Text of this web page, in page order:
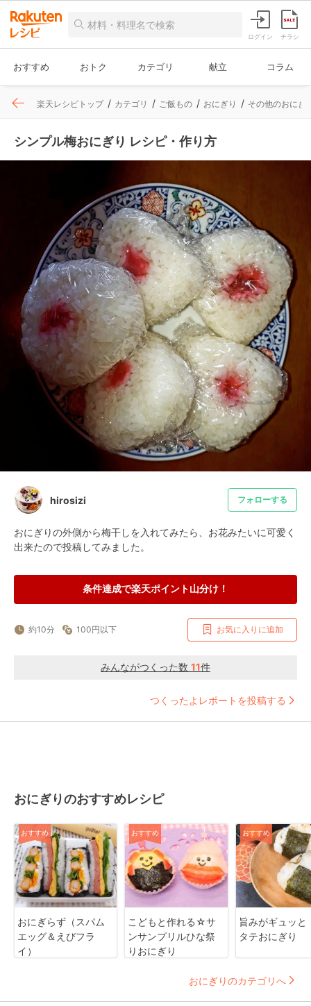
ログイン チラシ
おすすめ おトク カテゴリ 献立 コラム
楽天レシピトップ カテゴリ ご飯もの おにぎり その他のおにぎ
シンプル梅おにぎり レシピ・作り方
hirosizi フォローする
おにぎりの外側から梅干しを入れてみたら、お花みたいに可愛く
出来たので投稿してみました。
条件達成で楽天ポイント山分け！
約10分 100円以下 お気に入りに追加
みんながつくった数 11件
つくったよレポートを投稿する
おにぎりのおすすめレシピ
おすすめ
おにぎらず（スパム
エッグ＆えびフラ
イ）
おすすめ
こどもと作れる☆サ
ンサンプリルひな祭
りおにぎり
おすすめ
旨みがギュッと
タテおにぎり
おにぎりのカテゴリへ